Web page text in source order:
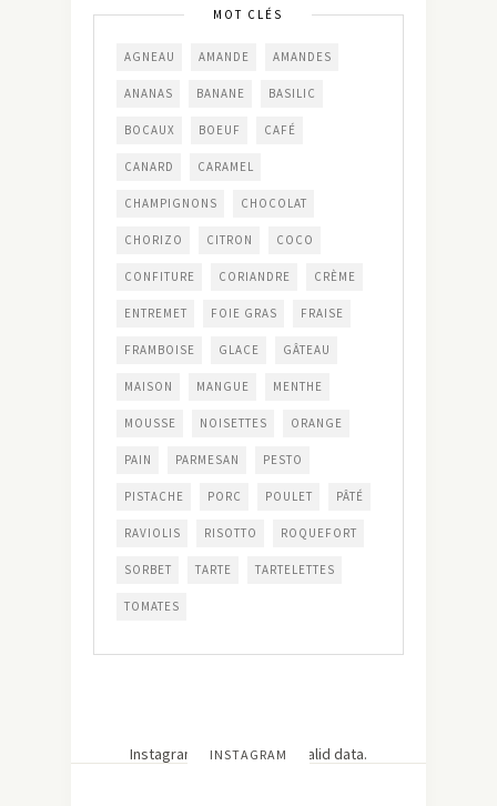
MOT CLÉS
AGNEAU AMANDE AMANDES
ANANAS BANANE BASILIC
BOCAUX BOEUF CAFÉ
CANARD CARAMEL
CHAMPIGNONS CHOCOLAT
CHORIZO CITRON COCO
CONFITURE CORIANDRE CRÈME
ENTREMET FOIE GRAS FRAISE
FRAMBOISE GLACE GÂTEAU
MAISON MANGUE MENTHE
MOUSSE NOISETTES ORANGE
PAIN PARMESAN PESTO
PISTACHE PORC POULET PÂTÉ
RAVIOLIS RISOTTO ROQUEFORT
SORBET TARTE TARTELETTES
TOMATES
INSTAGRAM
Instagram has returned invalid data.